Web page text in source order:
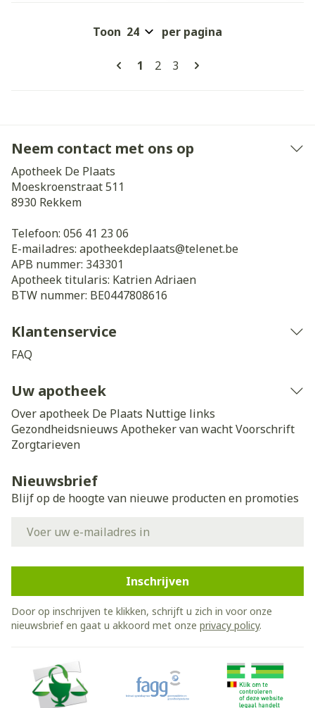
Pagina's
U lees momenteel pagina
1 Pagina
2 Pagina
3
Toon per pagina
Neem contact met ons op
Apotheek De Plaats
Moeskroenstraat 511
8930 Rekkem
Telefoon: 056 41 23 06
E-mailadres: apotheekdeplaats@telenet.be
APB nummer: 343301
Apotheek titularis: Katrien Adriaen
BTW nummer: BE0447808616
Klantenservice
FAQ
Uw apotheek
Over apotheek De Plaats Nuttige links
Gezondheidsnieuws Apotheker van wachtVoorschrift
Zorgtarieven
Nieuwsbrief
Blijf op de hoogte van nieuwe producten en promoties
Inschrijven
Door op inschrijven te klikken, schrijft u zich in voor onze
nieuwsbrief en gaat u akkoord met onze privacy policy.